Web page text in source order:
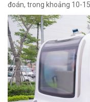
đoán, trong khoảng 10-